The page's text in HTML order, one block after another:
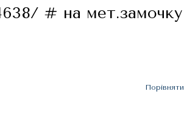
# на мет.замочку
Порівняти